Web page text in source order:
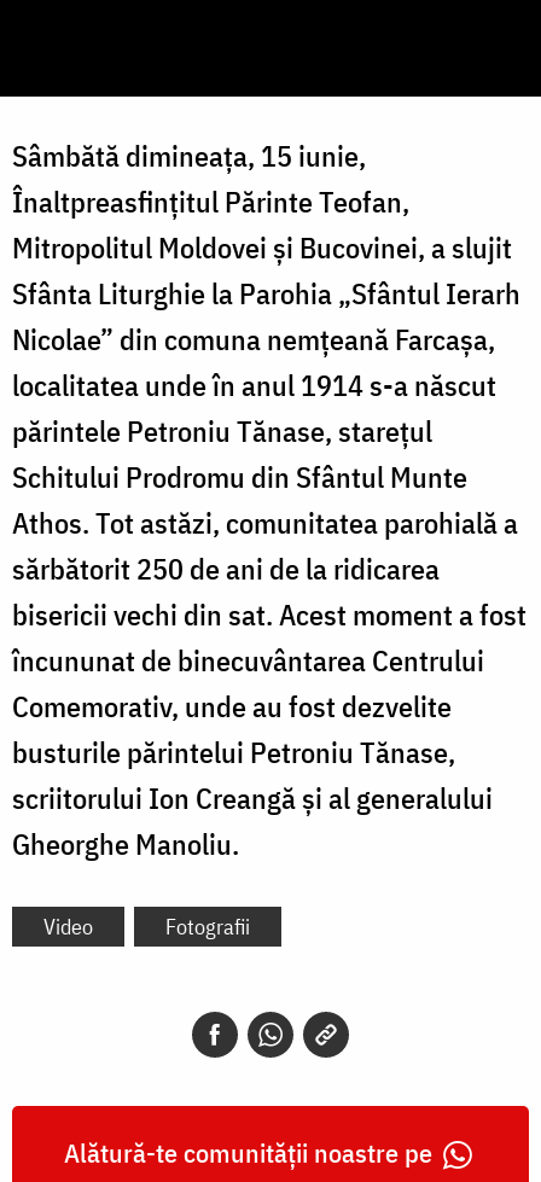
Sâmbătă dimineața, 15 iunie,
Înaltpreasfinţitul Părinte Teofan,
Mitropolitul Moldovei și Bucovinei, a slujit
Sfânta Liturghie la Parohia „Sfântul Ierarh
Nicolae” din comuna nemțeană Farcașa,
localitatea unde în anul 1914 s-a născut
părintele Petroniu Tănase, starețul
Schitului Prodromu din Sfântul Munte
Athos. Tot astăzi, comunitatea parohială a
sărbătorit 250 de ani de la ridicarea
bisericii vechi din sat. Acest moment a fost
încununat de binecuvântarea Centrului
Comemorativ, unde au fost dezvelite
busturile părintelui Petroniu Tănase,
scriitorului Ion Creangă şi al generalului
Gheorghe Manoliu.
Video Fotografii
Alătură-te comunității noastre pe